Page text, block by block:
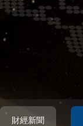
財經新聞